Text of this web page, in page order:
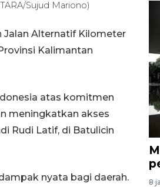
Sujud Mariono)
Jalan Alternatif Kilometer
Kalimantan
atas komitmen
meningkatkan akses
Rudi Latif, di Batulicin
nyata bagi daerah.
8